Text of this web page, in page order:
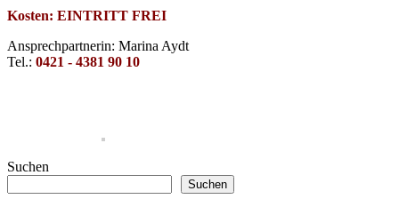
Kosten: EINTRITT FREI
Ansprechpartnerin: Marina Aydt
Tel.: 0421 - 4381 90 10
Suchen
Suchen